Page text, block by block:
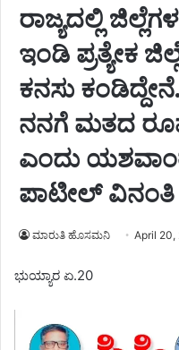
ರಾಜ್ಯದಲ್ಲಿ
ಇಂಡಿ ಪ್ರತ್ಯೇಕ
ಕನಸು
ನನಗೆ ಮತದ
ಎಂದು
ಪಾಟೀಲ್ ವಿನಂತಿ
ಮಾರುತಿ ಹೊಸಮನಿ April 20,
ಭುಯ್ಯಾರ ಏ.20